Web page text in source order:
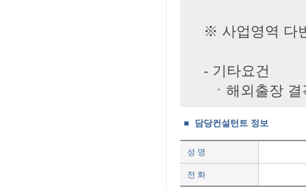
※ 사업영역 다
- 기타요건
ㆍ해외출장 결
■ 담당컨설턴트 정보
성 명
전 화